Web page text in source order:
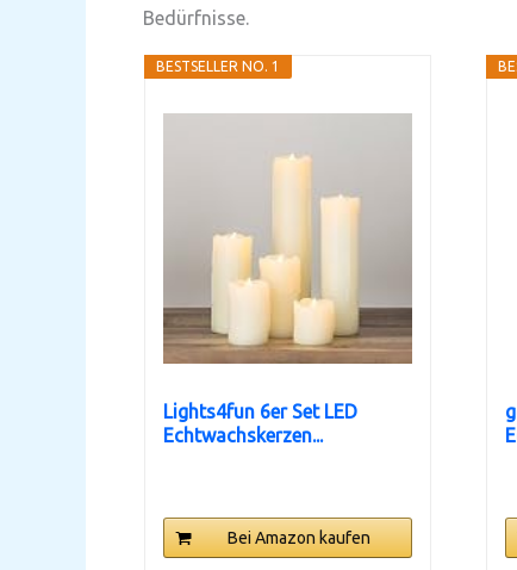
Bedürfnisse.
BESTSELLER NO. 1
Lights4fun 6er Set LED
Echtwachskerzen...
Bei Amazon kaufen